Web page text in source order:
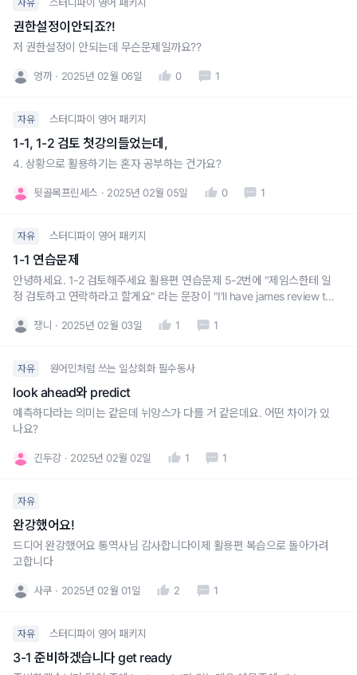
자유
권한설정이안되죠?!
저 권한설정이 안되는데 무슨문제일까요??
엉까 2025년 02월 06일 0 1
자유 스터디파이 영어 패키지
1-1, 1-2 검토 첫강의들었는데,
4. 상황으로 활용하기는 혼자 공부하는 건가요?
뒷골목프린세스 2025년 02월 05일 0 1
자유 스터디파이 영어 패키지
1-1 연습문제
안녕하세요. 1-2 검토해주세요 활용편 연습문제 5-2번에 "제임스한테 일
정 검토하고 연락하라고 할게요" 라는 문장이 "I'll have james review th
신 make 나 let을 써도 어감상 의미도 동일할까요?? (make 는 좀 강압적
쟁니 2025년 02월 03일 1 1
자유 원어민처럼 쓰는 일상회화 필수동사
look ahead와 predict
예측하다라는 의미는 같은데 뉘앙스가 다를 거 같은데요. 어떤 차이가 있
나요?
긴두강 2025년 02월 02일 1 1
자유
완강했어요!
드디어 완강했어요 통역사님 감사합니다이제 활용편 복습으로 돌아가려
고합니다
사쿠 2025년 02월 01일 2 1
자유 스터디파이 영어 패키지
3-1 준비하겠습니다 get ready